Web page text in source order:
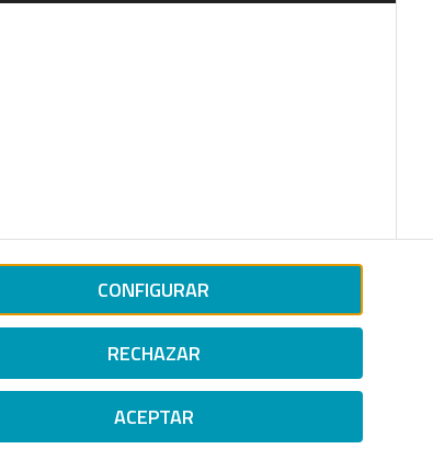
CONFIGURAR
RECHAZAR
ACEPTAR